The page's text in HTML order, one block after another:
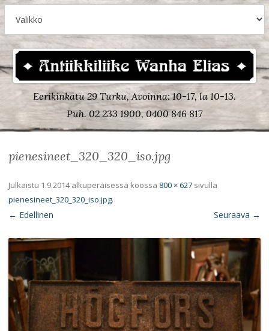
Eerikinkatu 29 Turku, Avoinna: 10-17, la 10-13.
Puh. 02 233 1900, 0400 846 817
pienesineet_320_320_iso.jpg
Julkaistu 1.9.2014alkuperäisessä koossa 800 × 627 sivulla
pienesineet_320_320_iso.jpg.
← Edellinen Seuraava →